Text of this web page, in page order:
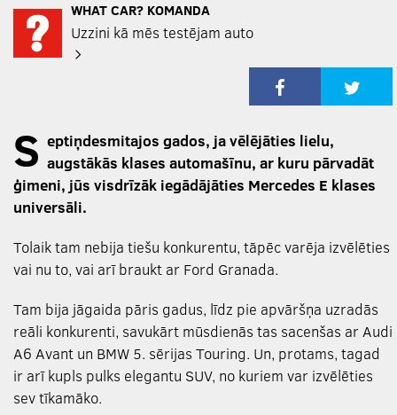
WHAT CAR? KOMANDA
Uzzini kā mēs testējam auto
S eptiņdesmitajos gados, ja vēlējāties lielu,
augstākās klases automašīnu, ar kuru pārvadāt
ģimeni, jūs visdrīzāk iegādājāties Mercedes E klases
universāli.
Tolaik tam nebija tiešu konkurentu, tāpēc varēja izvēlēties
vai nu to, vai arī braukt ar Ford Granada.
Tam bija jāgaida pāris gadus, līdz pie apvāršņa uzradās
reāli konkurenti, savukārt mūsdienās tas sacenšas ar Audi
A6 Avant un BMW 5. sērijas Touring. Un, protams, tagad
ir arī kupls pulks elegantu SUV, no kuriem var izvēlēties
sev tīkamāko.